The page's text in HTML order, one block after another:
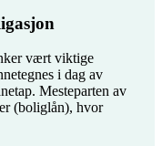
vært viktige
i dag av
Mesteparten av
(boliglån), hvor